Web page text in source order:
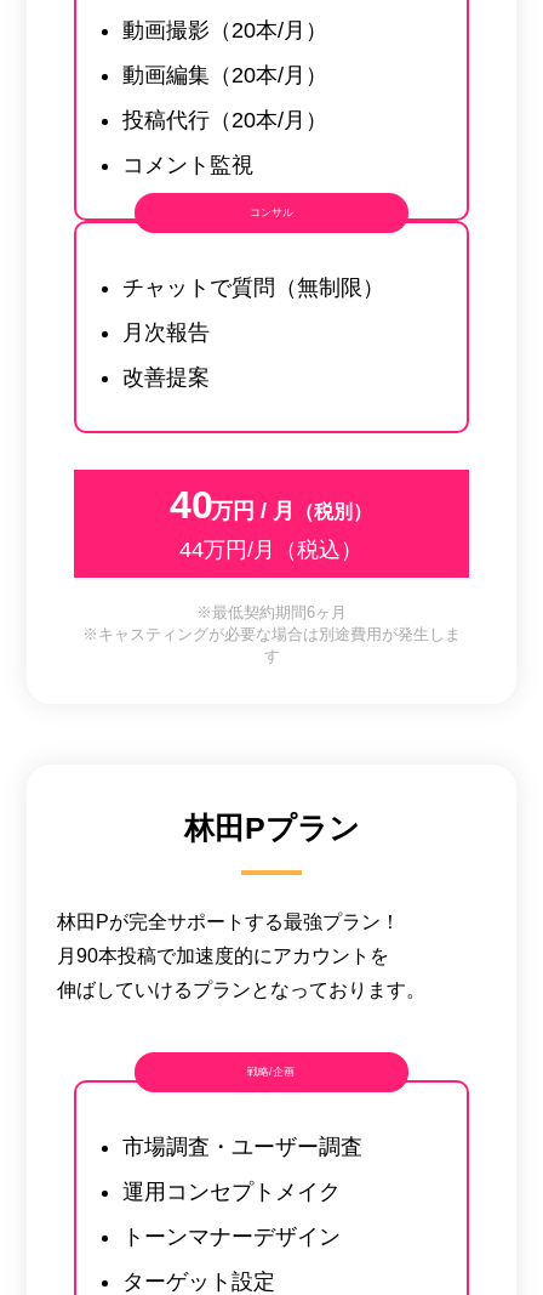
動画撮影（20本/月）
動画編集（20本/月）
投稿代行（20本/月）
コメント監視
コンサル
チャットで質問（無制限）
月次報告
改善提案
40万円 / 月 （税別）
44万円/月（税込）
※最低契約期間6ヶ月
※キャスティングが必要な場合は別途費用が発生しま
す
林田Pプラン
林田Pが完全サポートする最強プラン！
月90本投稿で加速度的にアカウントを
伸ばしていけるプランとなっております。
戦略/企画
市場調査・ユーザー調査
運用コンセプトメイク
トーンマナーデザイン
ターゲット設定